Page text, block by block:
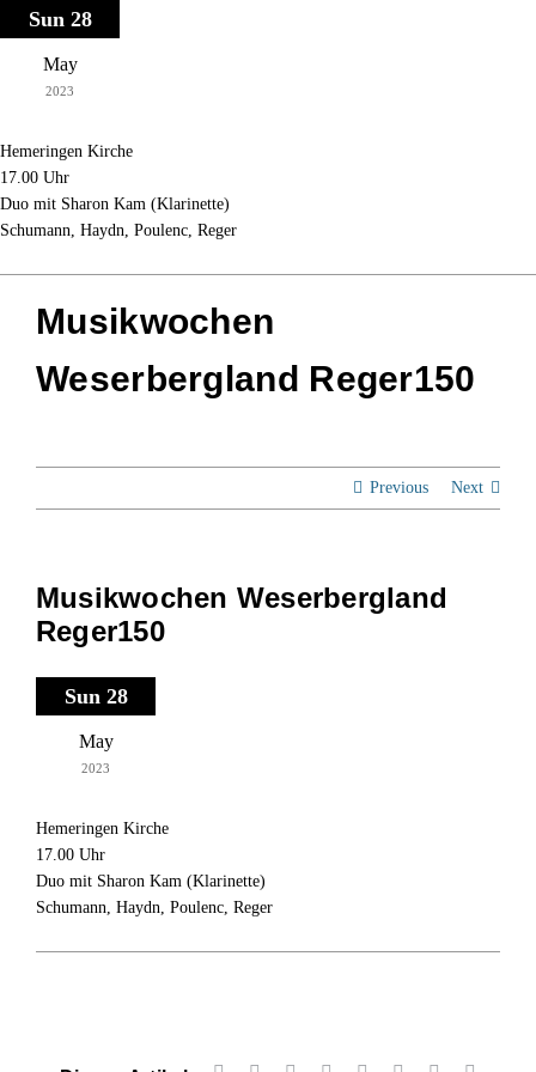
to
content
Sun 28
May
2023
Hemeringen Kirche
17.00 Uhr
Duo mit Sharon Kam (Klarinette)
Schumann, Haydn, Poulenc, Reger
Musikwochen
Weserbergland Reger150
Previous Next
Musikwochen Weserbergland
Reger150
Sun 28
May
2023
Hemeringen Kirche
17.00 Uhr
Duo mit Sharon Kam (Klarinette)
Schumann, Haydn, Poulenc, Reger